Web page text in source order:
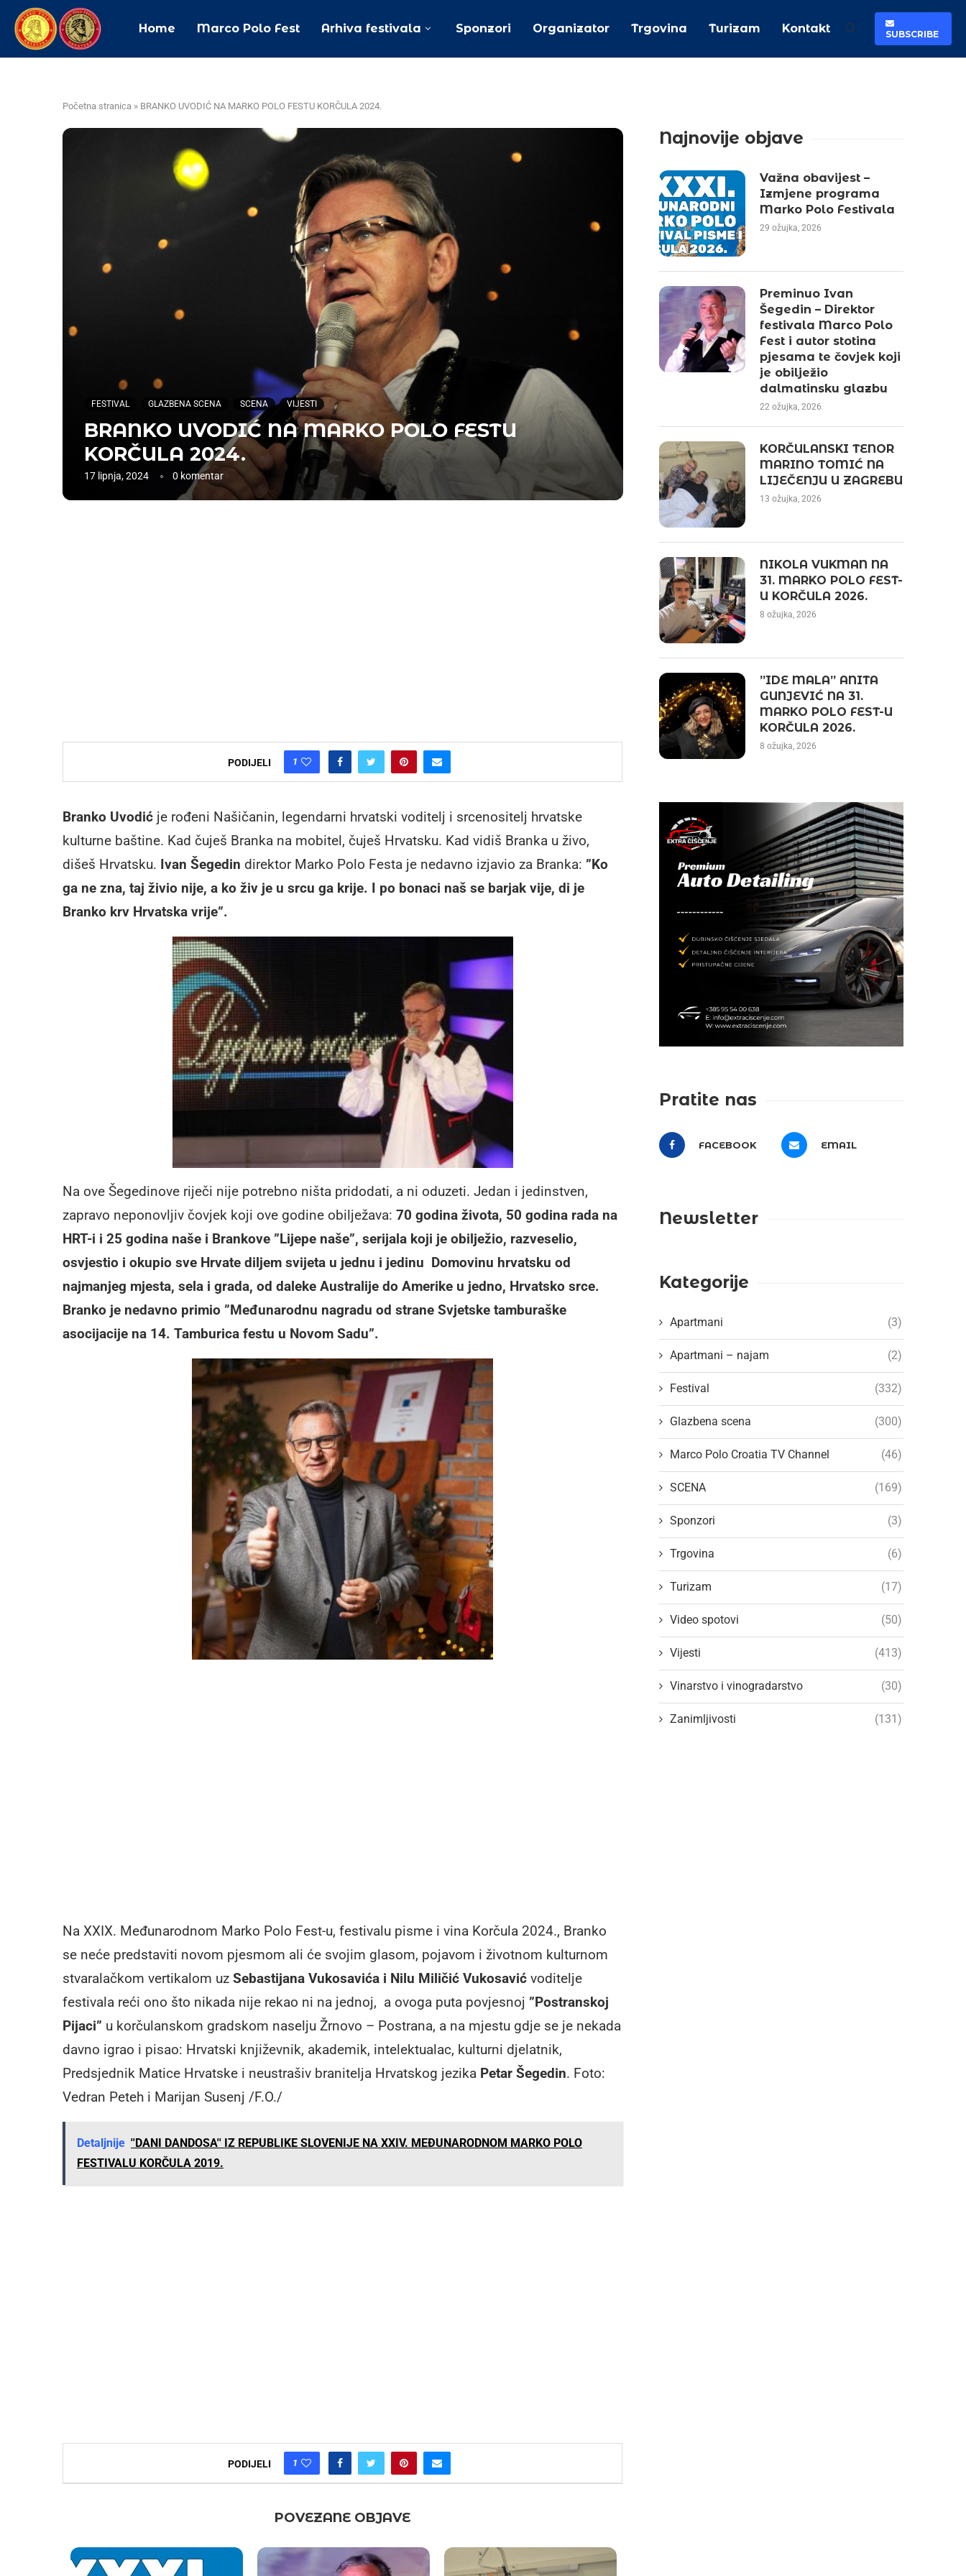
Home Marco Polo Fest Arhiva festivala Sponzori Organizator Trgovina Turizam Kontakt SUBSCRIBE
Početna stranica » BRANKO UVODIĆ NA MARKO POLO FESTU KORČULA 2024.
FESTIVAL GLAZBENA SCENA SCENA VIJESTI
BRANKO UVODIĆ NA MARKO POLO FESTU
KORČULA 2024.
17 lipnja, 2024 0 komentar
PODIJELI 1
Branko Uvodić je rođeni Našičanin, legendarni hrvatski voditelj i srcenositelj hrvatske
kulturne baštine. Kad čuješ Branka na mobitel, čuješ Hrvatsku. Kad vidiš Branka u živo,
dišeš Hrvatsku. Ivan Šegedin direktor Marko Polo Festa je nedavno izjavio za Branka: ”Ko
ga ne zna, taj živio nije, a ko živ je u srcu ga krije. I po bonaci naš se barjak vije, di je
Branko krv Hrvatska vrije”.
Na ove Šegedinove riječi nije potrebno ništa pridodati, a ni oduzeti. Jedan i jedinstven,
zapravo neponovljiv čovjek koji ove godine obilježava: 70 godina života, 50 godina rada na
HRT-i i 25 godina naše i Brankove ”Lijepe naše”, serijala koji je obilježio, razveselio,
osvjestio i okupio sve Hrvate diljem svijeta u jednu i jedinu Domovinu hrvatsku od
najmanjeg mjesta, sela i grada, od daleke Australije do Amerike u jedno, Hrvatsko srce.
Branko je nedavno primio ”Međunarodnu nagradu od strane Svjetske tamburaške
asocijacije na 14. Tamburica festu u Novom Sadu”.
Na XXIX. Međunarodnom Marko Polo Fest-u, festivalu pisme i vina Korčula 2024., Branko
se neće predstaviti novom pjesmom ali će svojim glasom, pojavom i životnom kulturnom
stvaralačkom vertikalom uz Sebastijana Vukosavića i Nilu Miličić Vukosavić voditelje
festivala reći ono što nikada nije rekao ni na jednoj, a ovoga puta povjesnoj ”Postranskoj
Pijaci” u korčulanskom gradskom naselju Žrnovo – Postrana, a na mjestu gdje se je nekada
davno igrao i pisao: Hrvatski književnik, akademik, intelektualac, kulturni djelatnik,
Predsjednik Matice Hrvatske i neustrašiv branitelja Hrvatskog jezika Petar Šegedin. Foto:
Vedran Peteh i Marijan Susenj /F.O./
Detaljnije ''DANI DANDOSA'' IZ REPUBLIKE SLOVENIJE NA XXIV. MEĐUNARODNOM MARKO POLO
FESTIVALU KORČULA 2019.
PODIJELI 1
POVEZANE OBJAVE
Najnovije objave
Važna obavijest –
Izmjene programa
Marko Polo Festivala
29 ožujka, 2026
Preminuo Ivan
Šegedin – Direktor
festivala Marco Polo
Fest i autor stotina
pjesama te čovjek koji
je obilježio
dalmatinsku glazbu
22 ožujka, 2026
KORČULANSKI TENOR
MARINO TOMIĆ NA
LIJEČENJU U ZAGREBU
13 ožujka, 2026
NIKOLA VUKMAN NA
31. MARKO POLO FEST-
U KORČULA 2026.
8 ožujka, 2026
”IDE MALA” ANITA
GUNJEVIĆ NA 31.
MARKO POLO FEST-U
KORČULA 2026.
8 ožujka, 2026
Pratite nas
FACEBOOK EMAIL
Newsletter
Kategorije
Apartmani (3)
Apartmani – najam (2)
Festival (332)
Glazbena scena (300)
Marco Polo Croatia TV Channel (46)
SCENA (169)
Sponzori (3)
Trgovina (6)
Turizam (17)
Video spotovi (50)
Vijesti (413)
Vinarstvo i vinogradarstvo (30)
Zanimljivosti (131)